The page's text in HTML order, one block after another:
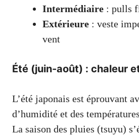
Intermédiaire : pulls
Extérieure : veste
vent
Été (juin-août) : chaleur
L’été japonais est éprouvant
d’humidité et des
La saison des pluies (tsuyu)